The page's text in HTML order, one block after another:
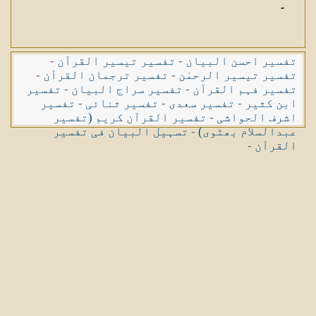
۔
تفسیر احسن البیان - تفسیر تیسیر القرآن -
تفسیر تیسیر الرحمٰن - تفسیر ترجمان القرآن -
تفسیر فہم القرآن - تفسیر سراج البیان - تفسیر
ابن کثیر - تفسیر سعدی - تفسیر ثنائی - تفسیر
اشرف الحواشی - تفسیر القرآن کریم (تفسیر
عبدالسلام بھٹوی)-تسہیل البیان فی تفسیر
القرآن -